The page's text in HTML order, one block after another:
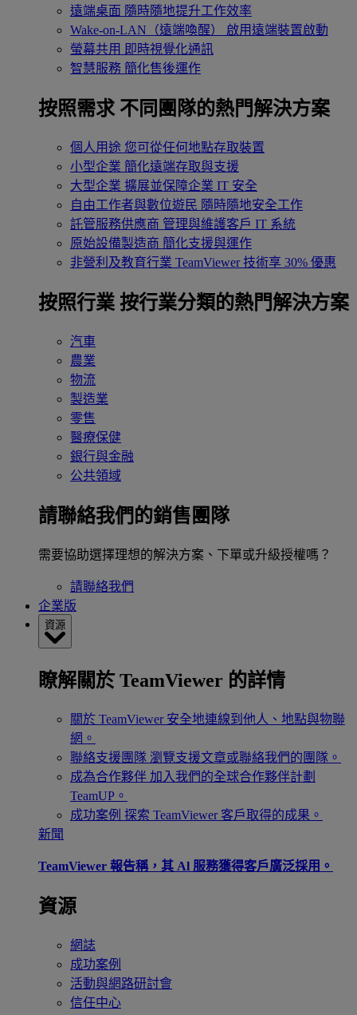
遠端桌面 隨時隨地提升工作效率
Wake-on-LAN（遠端喚醒）
啟用遠端裝置啟動
螢幕共用 即時視覺化通訊
智慧服務 簡化售後運作
按照需求 不同團隊的熱門解決方案
個人用途 您可從任何地點存取裝置
小型企業 簡化遠端存取與支援
大型企業 擴展並保障企業 IT 安全
自由工作者與數位遊民 隨時隨地安全工作
託管服務供應商 管理與維護客戶 IT 系統
原始設備製造商 簡化支援與運作
非營利及教育行業 TeamViewer 技術享 30% 優惠
按照行業 按行業分類的熱門解決方案
汽車
農業
物流
製造業
零售
醫療保健
銀行與金融
公共領域
請聯絡我們的銷售團隊
需要協助選擇理想的解決方案、下單或升級授權嗎？
請聯絡我們
企業版
資源
瞭解關於 TeamViewer 的詳情
關於 TeamViewer 安全地連線到他人、地點與物聯
網。
聯絡支援團隊 瀏覽支援文章或聯絡我們的團隊。
成為合作夥伴 加入我們的全球合作夥伴計劃
TeamUP。
成功案例 探索 TeamViewer 客戶取得的成果。
新聞
TeamViewer 報告稱，其 Al 服務獲得客戶廣泛採用。
資源
網誌
成功案例
活動與網路研討會
信任中心